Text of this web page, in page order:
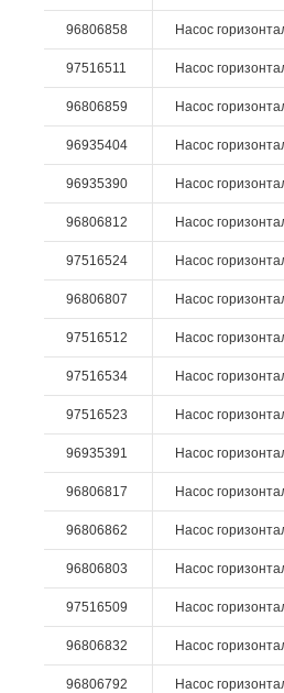
96806858 Насос
97516511 Насос
96806859 Насос
96935404 Насос
96935390 Насос
96806812 Насос
97516524 Насос
96806807 Насос
97516512 Насос
97516534 Насос
97516523 Насос
96935391 Насос
96806817 Насос
96806862 Насос
96806803 Насос
97516509 Насос
96806832 Насос
96806792 Насос